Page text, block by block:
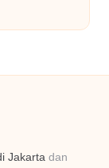
Jakarta dan